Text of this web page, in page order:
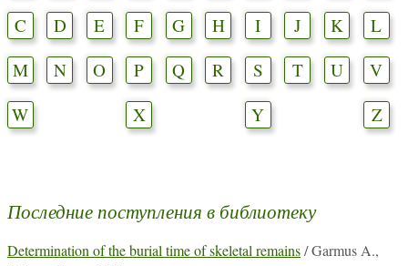
C
D E F G H I J K
L
M
N O P Q R S T U
V
W
X Y Z
Последние поступления в библиотеку
Determination of the burial time of skeletal remains/ Garmus A.,